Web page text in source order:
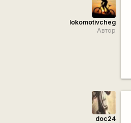
lokomotivcheg
Автор
doc24